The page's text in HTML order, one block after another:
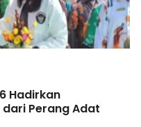
Hadirkan
Perang Adat